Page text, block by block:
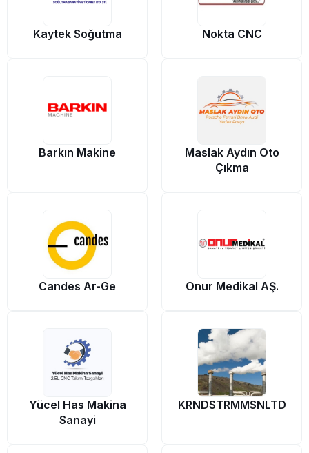
Kaytek Soğutma Nokta CNC
Barkın Makine
Maslak Aydın Oto
Çıkma
Candes Ar-Ge Onur Medikal AŞ.
Yücel Has Makina
Sanayi
KRNDSTRMMSNLTD